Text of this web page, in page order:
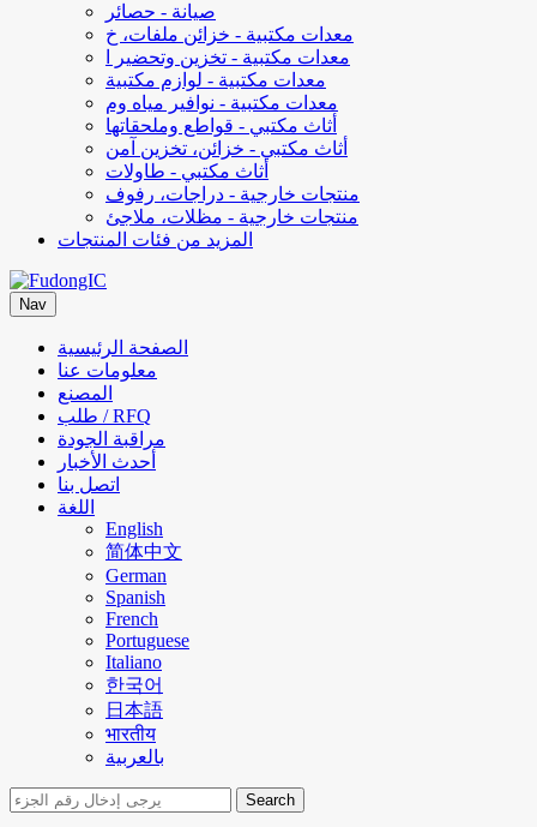
صيانة - حصائر
معدات مكتبية - خزائن ملفات، خ
معدات مكتبية - تخزين وتحضير ا
معدات مكتبية - لوازم مكتبية
معدات مكتبية - نوافير مياه وم
أثاث مكتبي - قواطع وملحقاتها
أثاث مكتبي - خزائن، تخزين آمن
أثاث مكتبي - طاولات
منتجات خارجية - دراجات، رفوف
منتجات خارجية - مظلات، ملاجئ
المزيد من فئات المنتجات
Nav
الصفحة الرئيسية
معلومات عنا
المصنع
طلب / RFQ
مراقبة الجودة
أحدث الأخبار
اتصل بنا
اللغة
English
简体中文
German
Spanish
French
Portuguese
Italiano
한국어
日本語
भारतीय
بالعربية
Search